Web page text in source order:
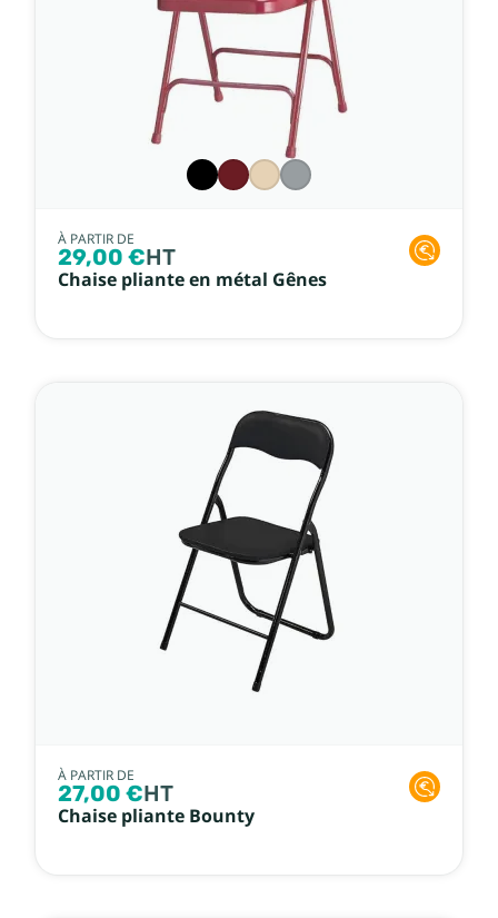
À PARTIR DE
29,00 €HT
Chaise pliante en métal Gênes
À PARTIR DE
27,00 €HT
Chaise pliante Bounty